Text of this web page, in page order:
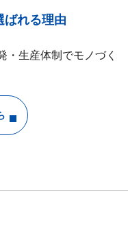
ばれる理由
・生産体制でモノづく